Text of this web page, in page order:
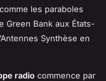
les paraboles
Green Bank aux États-
Synthèse en
radio commence par